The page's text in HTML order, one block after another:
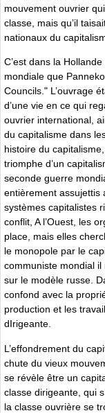
mouvement ouvrier
classe, mais qu’il
nationaux du
C’est dans la
mondiale que
Councils." L’ouvrage
d’une vie en ce qui
ouvrier international,
du capitalisme dans
histoire du
triomphe d’un
seconde guerre
entièrement assujettis
systèmes capitalistes
conflit, A l’Ouest, les
place, mais elles
le monopole par le
communiste mondial
sur le modèle russe.
confond avec la
production et les
dIrigeante.
L’effondrement du
chute du vieux
se révèle être un
classe dirigeante, qui
la classe ouvrière se